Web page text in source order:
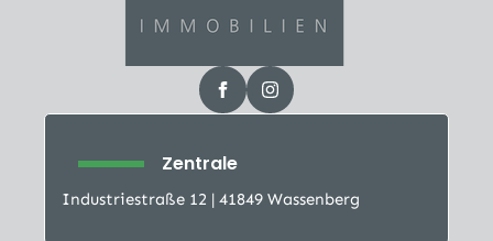
Zentrale
Industriestraße 12 | 41849 Wassenberg